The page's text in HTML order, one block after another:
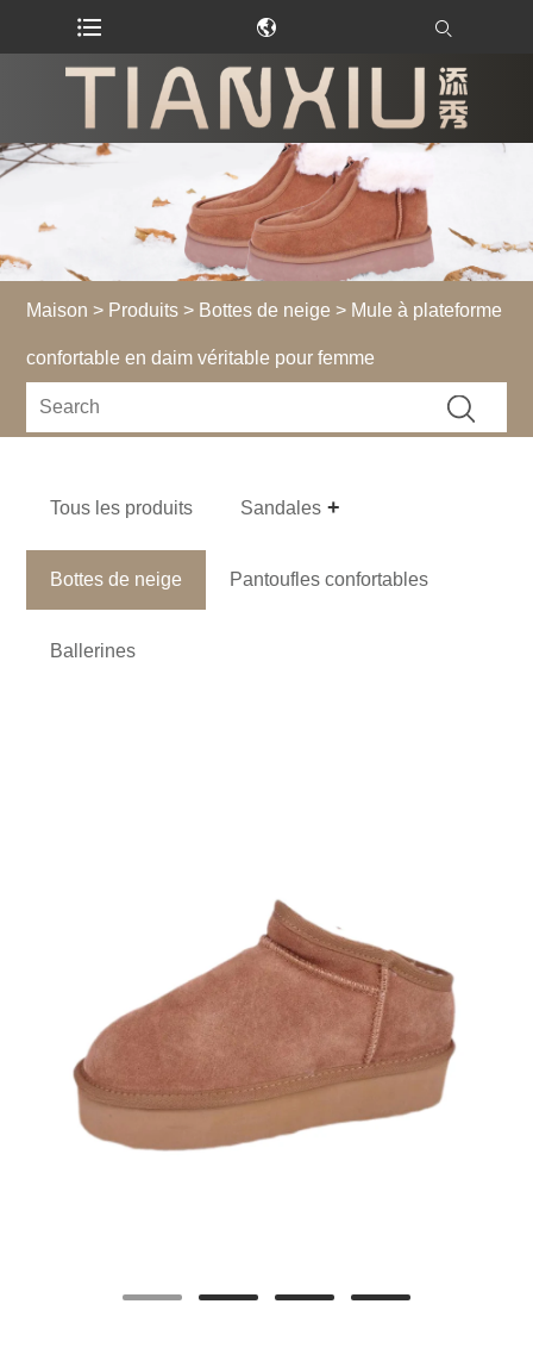
Maison > Produits > Bottes de neige > Mule à plateforme
confortable en daim véritable pour femme
Tous les produits Sandales
Bottes de neige Pantoufles confortables
Ballerines